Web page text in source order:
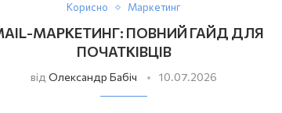
Корисно Маркетинг
МАРКЕТИНГ: ПОВНИЙ ГАЙД ДЛЯ
ПОЧАТКІВЦІВ
відОлександр Бабіч 10.07.2026